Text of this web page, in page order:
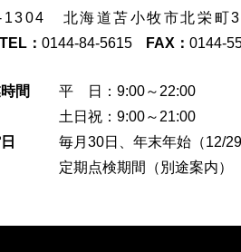
1304 北海道苫小牧市北栄町3
TEL： 0144-84-5615 FAX： 0144-
時間 平 日：9:00～22:00
土日祝：9:00～21:00
日 毎月30日、年末年始（12/29
定期点検期間（別途案内）